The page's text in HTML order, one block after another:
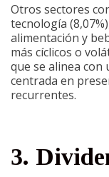
Otros sectores
tecnología
alimentación y
más cíclicos o
que se alinea
centrada en
recurrentes.
3.